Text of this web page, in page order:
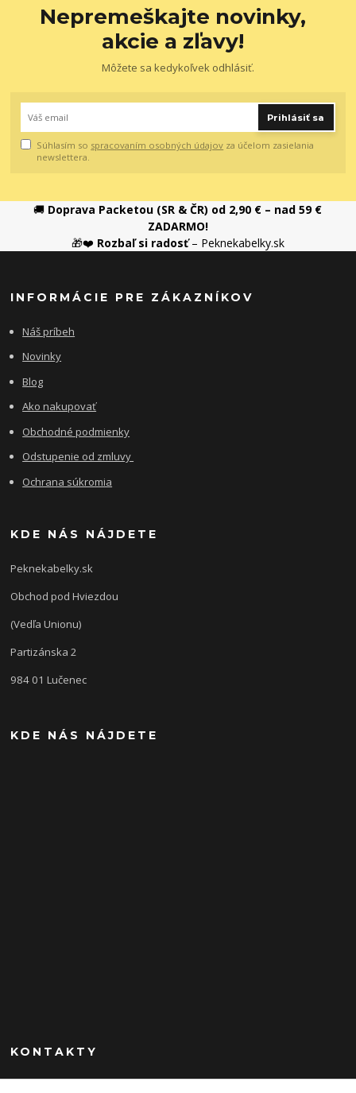
Nepremeškajte novinky,
akcie a zľavy!
Môžete sa kedykoľvek odhlásiť.
Prihlásiť sa
Súhlasím so spracovaním osobných údajov za účelom zasielania
newslettera.
🚚 Doprava Packetou (SR & ČR) od 2,90 € – nad 59 €
ZADARMO!
🎁❤️ Rozbaľ si radosť– Peknekabelky.sk
INFORMÁCIE PRE ZÁKAZNÍKOV
Náš príbeh
Novinky
Blog
Ako nakupovať
Obchodné podmienky
Odstupenie od zmluvy
Ochrana súkromia
KDE NÁS NÁJDETE
Peknekabelky.sk
Obchod pod Hviezdou
(Vedľa Unionu)
Partizánska 2
984 01 Lučenec
KDE NÁS NÁJDETE
KONTAKTY